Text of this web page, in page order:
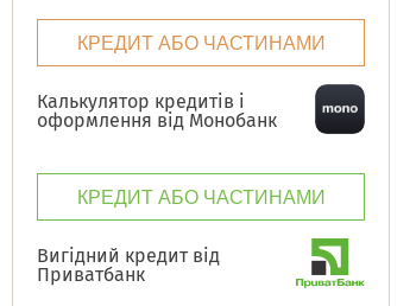
КРЕДИТ АБО ЧАСТИНАМИ
Калькулятор кредитів і
оформлення від Монобанк
КРЕДИТ АБО ЧАСТИНАМИ
Вигідний кредит від
Приватбанк